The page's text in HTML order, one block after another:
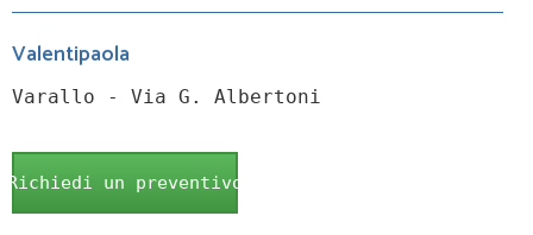
Valentipaola
Varallo - Via G. Albertoni
Richiedi un preventivo